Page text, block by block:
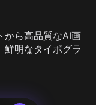
から高品質なAI画
明なタイポグラ